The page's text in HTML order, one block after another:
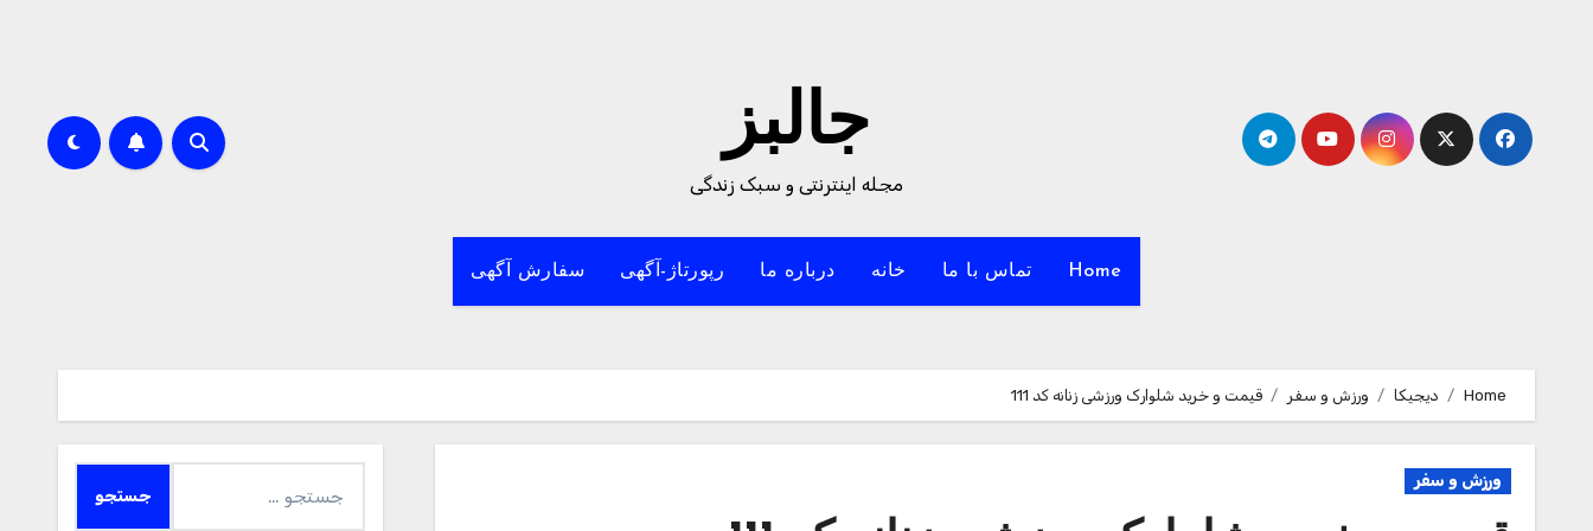
جالبز
مجله اینترنتی و سبک زندگی
Home تماس با ما خانه درباره ما رپورتاژ-آگهی سفارش آگهی
Home دیجیکا ورزش و سفر قیمت و خرید شلوارک ورزشی زنانه کد 111
ورزش و سفر
برای: